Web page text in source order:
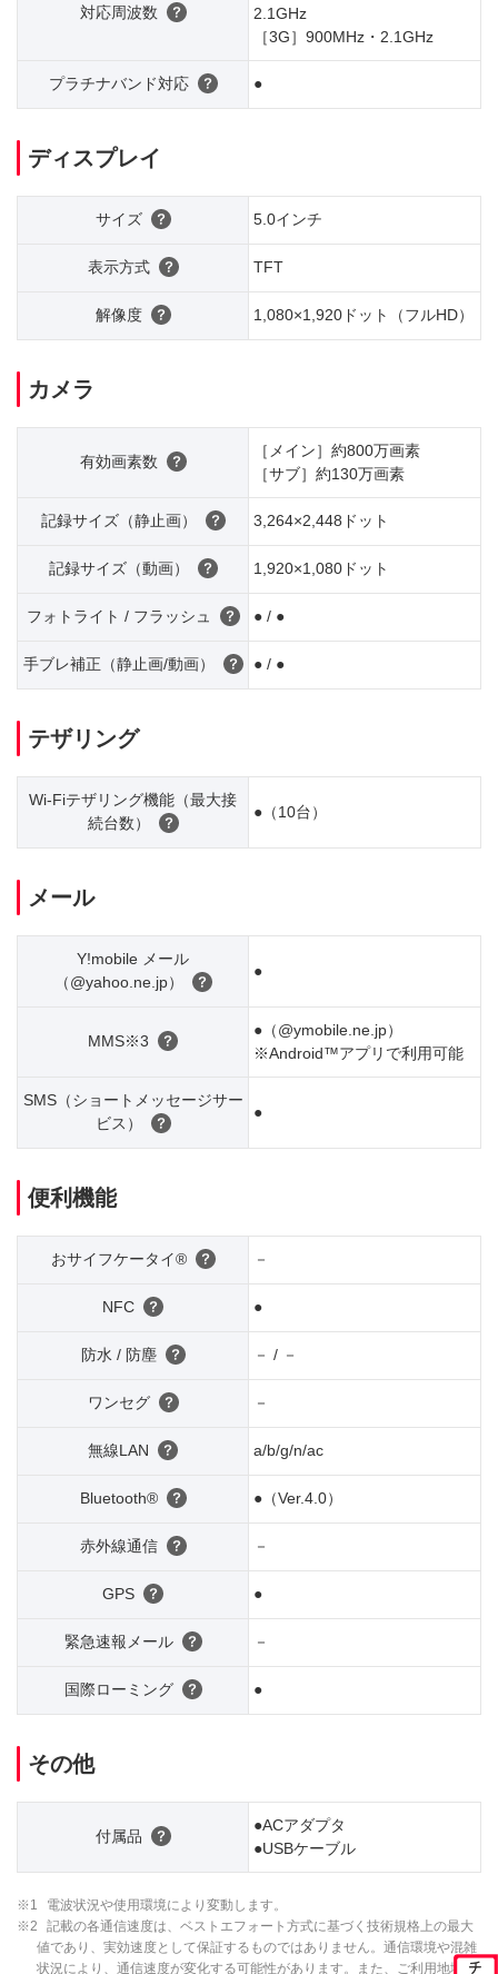
対応周波数
2.1GHz
［3G］900MHz・2.1GHz
プラチナバンド対応 ●
ディスプレイ
サイズ 5.0インチ
表示方式 TFT
解像度 1,080×1,920ドット（フルHD）
カメラ
有効画素数
［メイン］約800万画素
［サブ］約130万画素
記録サイズ（静止画） 3,264×2,448ドット
記録サイズ（動画） 1,920×1,080ドット
フォトライト / フラッシュ ● / ●
手ブレ補正（静止画/動画） ● / ●
テザリング
Wi-Fiテザリング機能（最大接
続台数）
●（10台）
メール
Y!mobile メール
（@yahoo.ne.jp）
●
MMS※3
●（@ymobile.ne.jp）
※Android™アプリで利用可能
SMS（ショートメッセージサー
ビス）
●
便利機能
おサイフケータイ® －
NFC ●
防水 / 防塵 － / －
ワンセグ －
無線LAN a/b/g/n/ac
Bluetooth® ●（Ver.4.0）
赤外線通信 －
GPS ●
緊急速報メール －
国際ローミング ●
その他
付属品
●ACアダプタ
●USBケーブル
※1
電波状況や使用環境により変動します。
※2
記載の各通信速度は、ベストエフォート方式に基づく技術規格上の最大
値であり、実効速度として保証するものではありません。通信環境や混雑
状況により、通信速度が変化する可能性があります。また、ご利用地域に